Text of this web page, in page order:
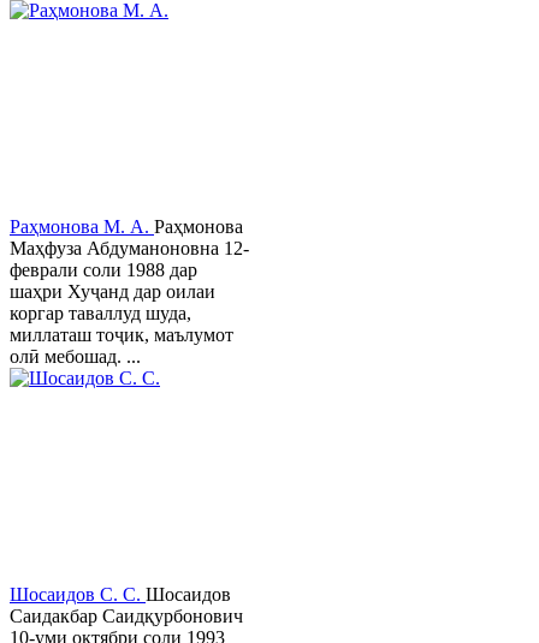
Раҳмонова М. А. Раҳмонова
Маҳфуза Абдуманоновна 12-
феврали соли 1988 дар
шаҳри Хуҷанд дар оилаи
коргар таваллуд шуда,
миллаташ тоҷик, маълумот
олӣ мебошад. ...
Шосаидов С. С. Шосаидов
Саидакбар Саидқурбонович
10-уми октябри соли 1993